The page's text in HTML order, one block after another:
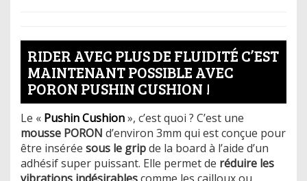
RIDER AVEC PLUS DE FLUIDITÉ C’EST
MAINTENANT POSSIBLE AVEC
PORON PUSHIN CUSHION !
Le « Pushin Cushion», c’est quoi ? C’est une
mousse PORON d’environ 3mm qui est conçue pour
être insérée sous le gripde la board à l’aide d’un
adhésif super puissant. Elle permet de réduire les